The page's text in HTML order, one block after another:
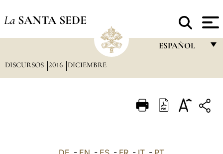
La SANTA SEDE
ESPAÑOL
ITALIANO
DISCURSOS 2016 DICIEMBRE